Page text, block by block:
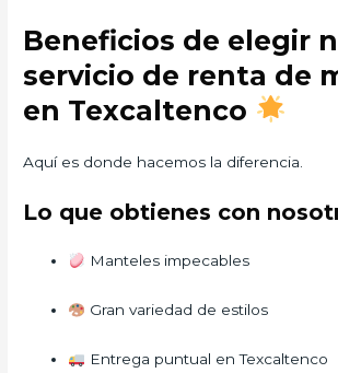
Beneficios de elegir
servicio de renta de
en Texcaltenco
Aquí es donde hacemos la diferencia.
Lo que obtienes con
Manteles impecables
Gran variedad de estilos
Entrega puntual en Texcaltenco